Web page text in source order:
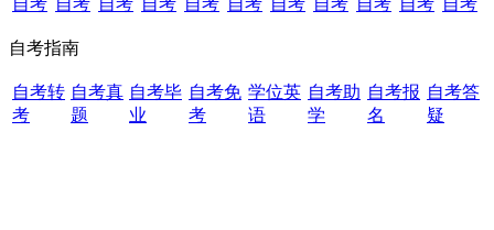
自考 自考 自考 自考 自考 自考 自考 自考 自考 自考 自考
自考指南
自考转
考
自考真
题
自考毕
业
自考免
考
学位英
语
自考助
学
自考报
名
自考答
疑